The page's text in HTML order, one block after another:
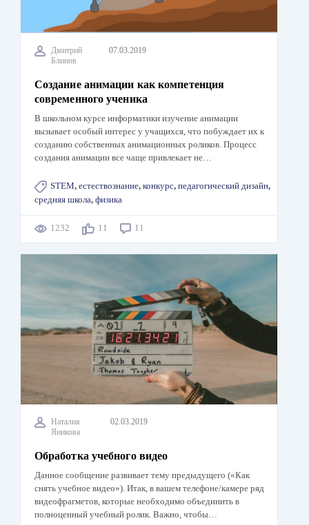
Дмитрий
Блинов
07.03.2019
Создание анимации как компетенция
современного ученика
В школьном курсе информатики изучение анимации
вызывает особый интерес у учащихся, что побуждает их к
созданию собственных анимационных роликов. Процесс
создания анимации все чаще привлекает не…
STEM, естествознание, конкурс, педагогический дизайн,
средняя школа, физика
1232 11 11
Наталия
Яникова
02.03.2019
Обработка учебного видео
Данное сообщение развивает тему предыдущего («Как
снять учебное видео»). Итак, в вашем телефоне/камере ряд
видеофрагметов, которые необходимо объединить в
полноценный учебный ролик. Важно, чтобы…